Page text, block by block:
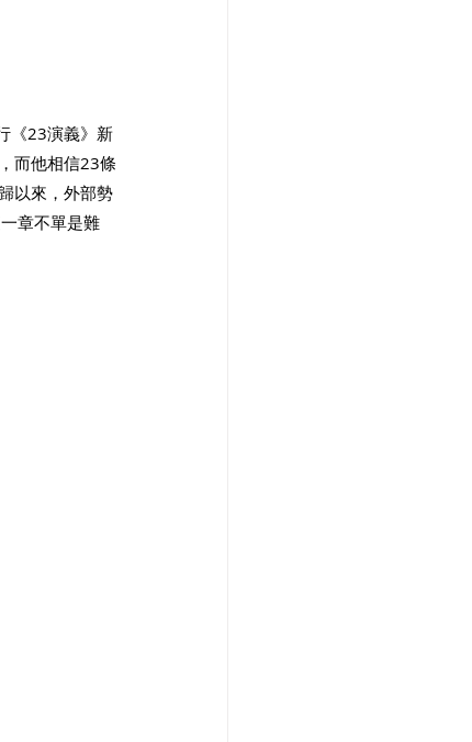
《23演義》新
而他相信23條
以來，外部勢
章不單是難